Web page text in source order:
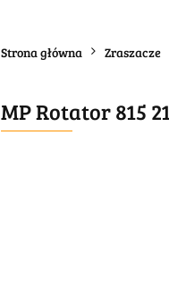
Strona główna Zraszacze
MP Rotator 815